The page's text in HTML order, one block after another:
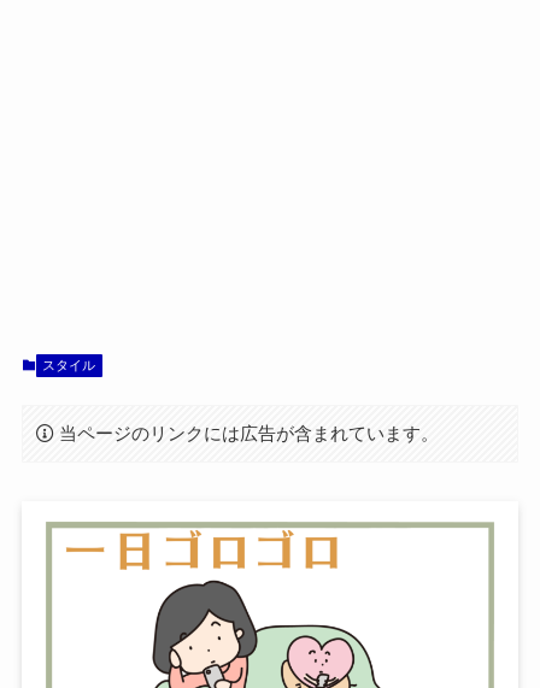
スタイル
当ページのリンクには広告が含まれています。